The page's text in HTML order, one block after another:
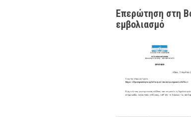
Επερώτηση στη
εμβολιασμό